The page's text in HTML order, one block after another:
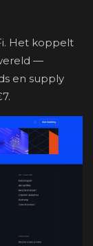
Het koppelt
—
en supply